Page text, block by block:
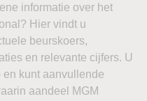
informatie over het
Hier vindt u
beurskoers,
en relevante cijfers. U
kunt aanvullende
aandeel MGM